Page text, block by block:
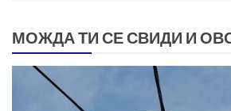
МОЖДА ТИ СЕ СВИДИ И